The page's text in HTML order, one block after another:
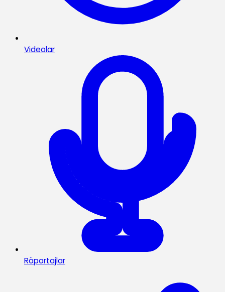
Videolar
Röportajlar